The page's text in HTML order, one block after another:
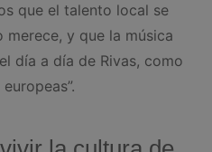
que el talento local se
y que la música
día a día de Rivas, como